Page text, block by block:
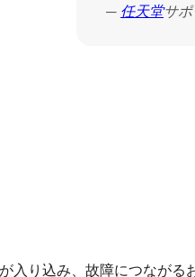
— 任天堂サ
入り込み、故障につなが